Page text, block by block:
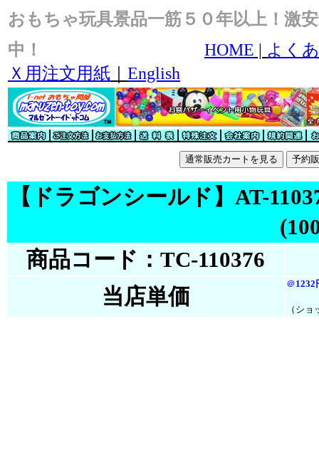
おもちゃ玩具景品一筋５０年以上！激
中！
HOME | よく
Ｘ用注文用紙
English
【ドラゴンシールド】AT-
商品コード：TC-110376
当店単価
＠1232
（シ